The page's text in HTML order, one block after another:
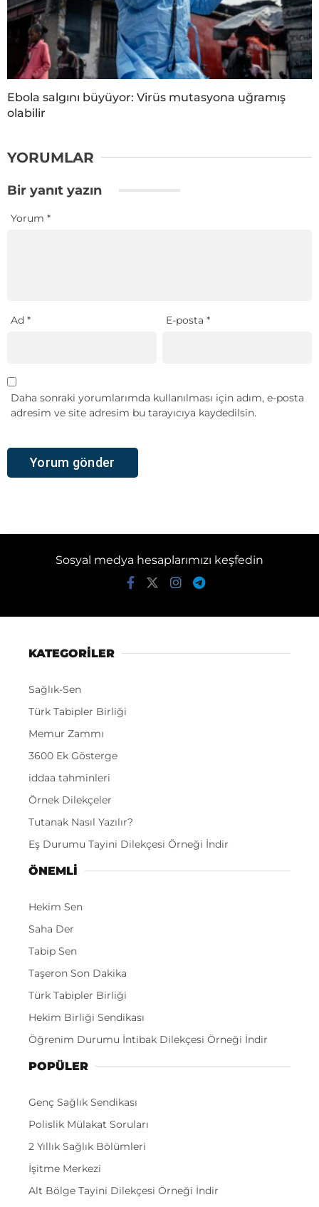
Ebola salgını büyüyor: Virüs mutasyona uğramış
olabilir
YORUMLAR
Bir yanıt yazın
Yorum *
Ad * E-posta*
Daha sonraki yorumlarımda kullanılması için adım, e-posta
adresim ve site adresim bu tarayıcıya kaydedilsin.
Sosyal medya hesaplarımızı keşfedin
KATEGORİLER
Sağlık-Sen
Türk Tabipler Birliği
Memur Zammı
3600 Ek Gösterge
iddaa tahminleri
Örnek Dilekçeler
Tutanak Nasıl Yazılır?
Eş Durumu Tayini Dilekçesi Örneği İndir
ÖNEMLI
Hekim Sen
Saha Der
Tabip Sen
Taşeron Son Dakika
Türk Tabipler Birliği
Hekim Birliği Sendikası
Öğrenim Durumu İntibak Dilekçesi Örneği İndir
POPÜLER
Genç Sağlık Sendikası
Polislik Mülakat Soruları
2 Yıllık Sağlık Bölümleri
İşitme Merkezi
Alt Bölge Tayini Dilekçesi Örneği İndir